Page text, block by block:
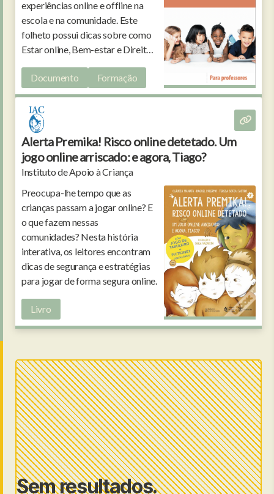
experiências online e offline na
escola e na comunidade. Este
folheto possui dicas sobre como
Estar online, Bem-estar e Direitos
Documento
Formação
Alerta Premika! Risco online detetado. Um
jogo online arriscado: e agora, Tiago?
Instituto de Apoio à Criança
Preocupa-lhe tempo que as
crianças passam a jogar online? E
o que fazem nessas
comunidades? Nesta história
interativa, os leitores encontram
dicas de segurança e estratégias
para jogar de forma segura online.
Livro
Sem resultados.